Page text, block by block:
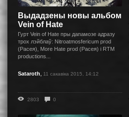
Выдадзены новы альбом
Vein of Hate
Гурт Vein of Hate пры дапамозе адразу
трох лэйблаў: Nitroatmosfericum prod
(Расея), More Hate prod (Расея) i RTM
productions...
Sataroth, 11 сакавіка 2015, 14:12
2803 0